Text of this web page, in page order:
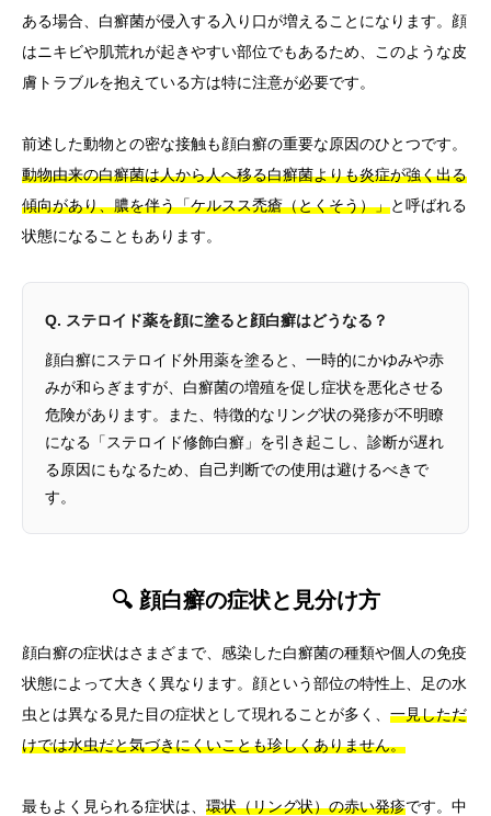
ある場合、白癬菌が侵入する入り口が増えることになります。顔
はニキビや肌荒れが起きやすい部位でもあるため、このような皮
膚トラブルを抱えている方は特に注意が必要です。
前述した動物との密な接触も顔白癬の重要な原因のひとつです。
動物由来の白癬菌は人から人へ移る白癬菌よりも炎症が強く出る
傾向があり、膿を伴う「ケルスス禿瘡（とくそう）」と呼ばれる
状態になることもあります。
Q. ステロイド薬を顔に塗ると顔白癬はどうなる？
顔白癬にステロイド外用薬を塗ると、一時的にかゆみや赤
みが和らぎますが、白癬菌の増殖を促し症状を悪化させる
危険があります。また、特徴的なリング状の発疹が不明瞭
になる「ステロイド修飾白癬」を引き起こし、診断が遅れ
る原因にもなるため、自己判断での使用は避けるべきで
す。
🔍 顔白癬の症状と見分け方
顔白癬の症状はさまざまで、感染した白癬菌の種類や個人の免疫
状態によって大きく異なります。顔という部位の特性上、足の水
虫とは異なる見た目の症状として現れることが多く、 一見しただ
けでは水虫だと気づきにくいことも珍しくありません。
最もよく見られる症状は、 環状（リング状）の赤い発疹です。中